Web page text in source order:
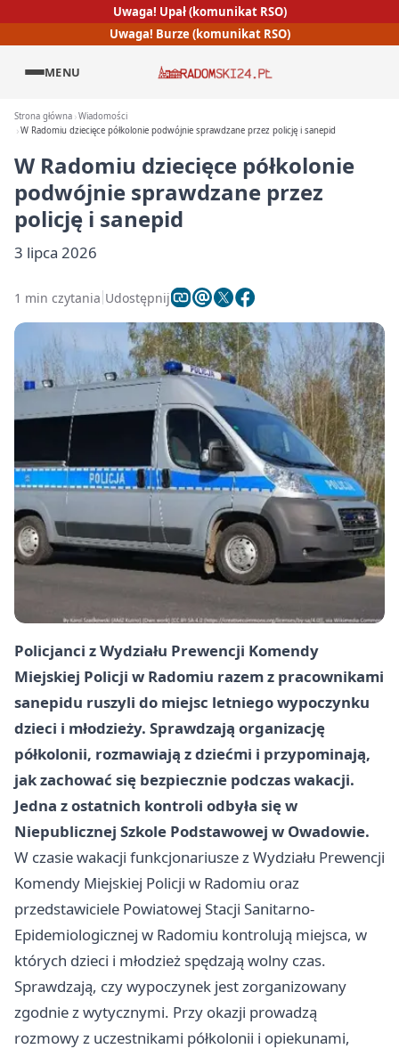
Uwaga! Upał (komunikat RSO)
Uwaga! Burze (komunikat RSO)
MENU
Strona główna Wiadomości
W Radomiu dziecięce półkolonie podwójnie sprawdzane przez policję i sanepid
W Radomiu dziecięce półkolonie
podwójnie sprawdzane przez
policję i sanepid
3 lipca 2026
1 min czytania Udostępnij
Policjanci z Wydziału Prewencji Komendy
Miejskiej Policji w Radomiu razem z pracownikami
sanepidu ruszyli do miejsc letniego wypoczynku
dzieci i młodzieży. Sprawdzają organizację
półkolonii, rozmawiają z dziećmi i przypominają,
jak zachować się bezpiecznie podczas wakacji.
Jedna z ostatnich kontroli odbyła się w
Niepublicznej Szkole Podstawowej w Owadowie.
W czasie wakacji funkcjonariusze z Wydziału Prewencji
Komendy Miejskiej Policji w Radomiu oraz
przedstawiciele Powiatowej Stacji Sanitarno-
Epidemiologicznej w Radomiu kontrolują miejsca, w
których dzieci i młodzież spędzają wolny czas.
Sprawdzają, czy wypoczynek jest zorganizowany
zgodnie z wytycznymi. Przy okazji prowadzą
rozmowy z uczestnikami półkolonii i opiekunami,